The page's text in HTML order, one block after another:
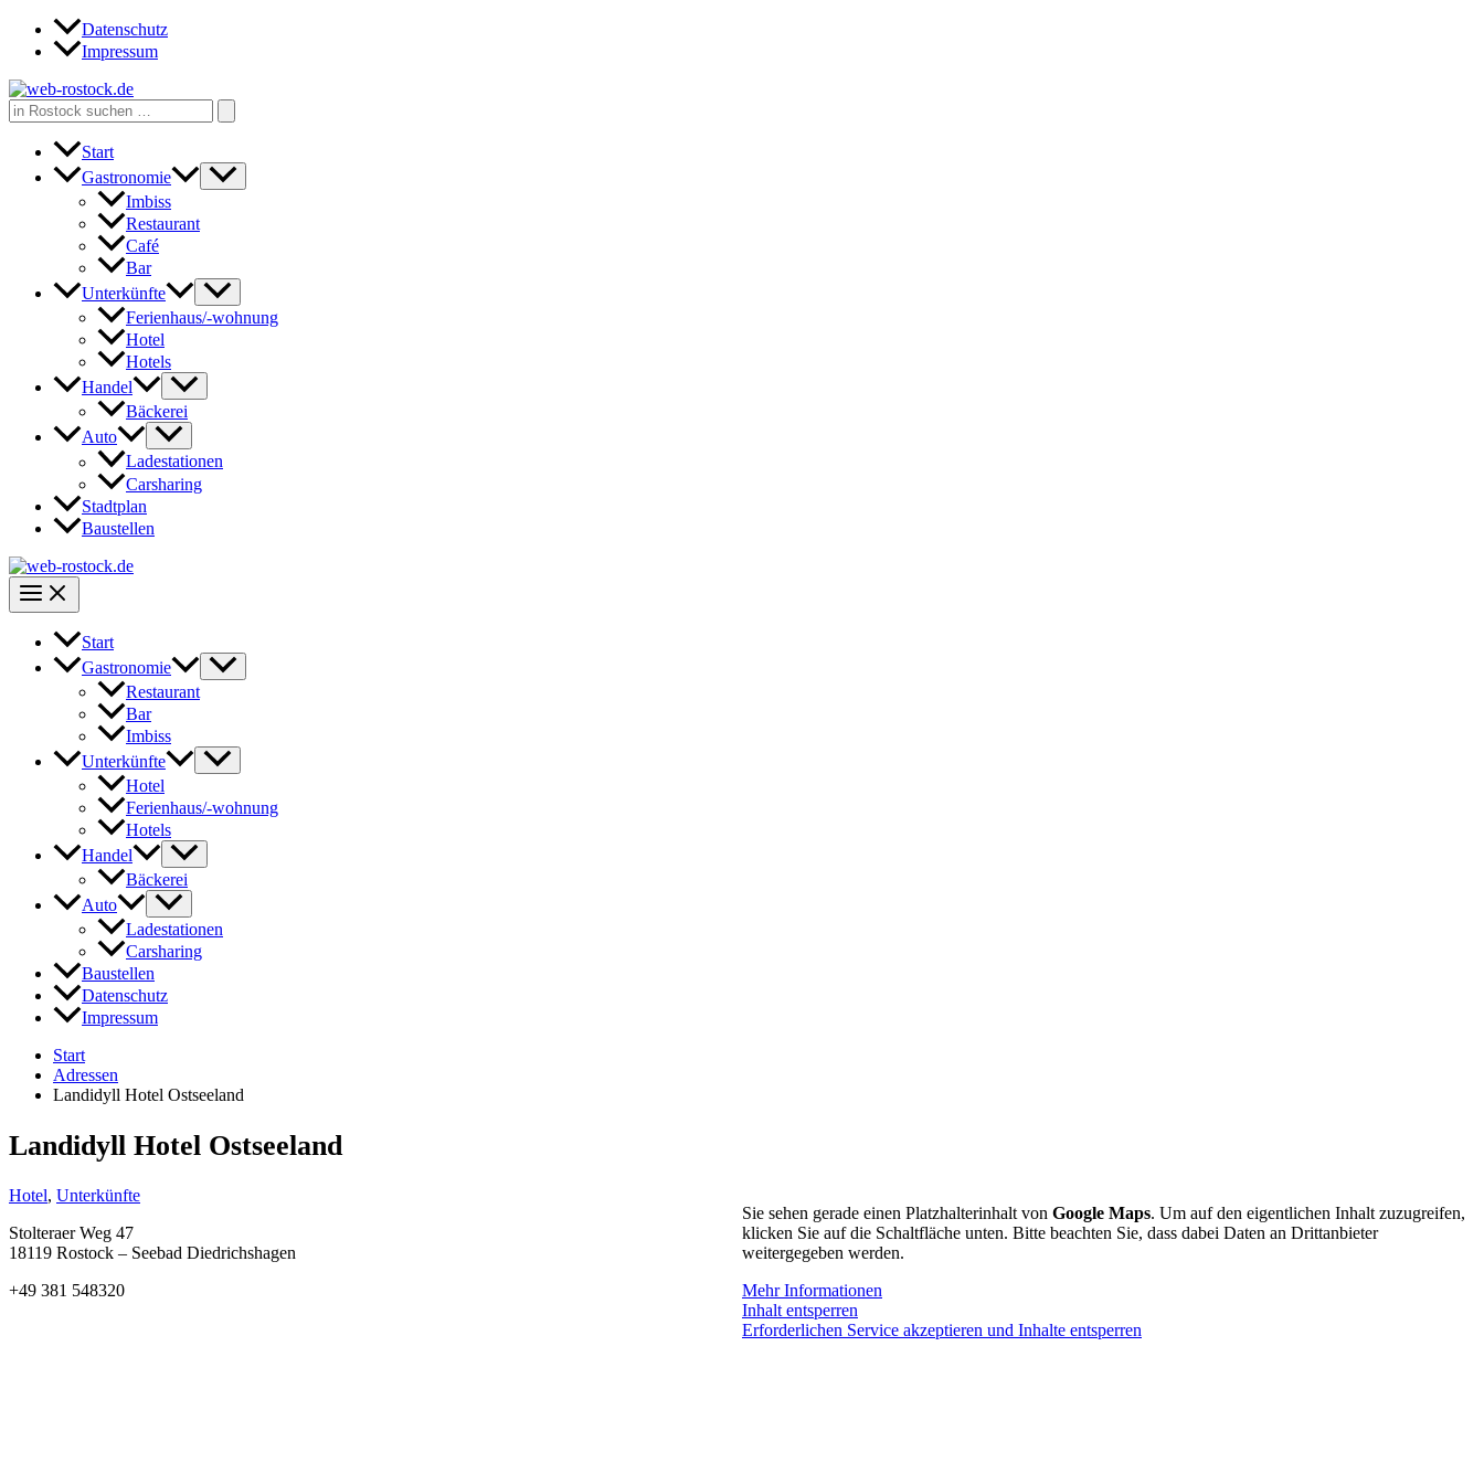
Zum
Inhalt
Datenschutz
Impressum
Search
for:
Start
Gastronomie
Imbiss
Restaurant
Café
Bar
Unterkünfte
Ferienhaus/-wohnung
Hotel
Hotels
Handel
Bäckerei
Auto
Ladestationen
Carsharing
Stadtplan
Baustellen
Start
Gastronomie
Restaurant
Bar
Imbiss
Unterkünfte
Hotel
Ferienhaus/-wohnung
Hotels
Handel
Bäckerei
Auto
Ladestationen
Carsharing
Baustellen
Datenschutz
Impressum
Start
Adressen
Landidyll Hotel Ostseeland
Landidyll Hotel Ostseeland
Hotel, Unterkünfte
Stolteraer Weg 47
18119 Rostock – Seebad Diedrichshagen
+49 381 548320
Sie sehen gerade einen Platzhalterinhalt von Google Maps. Um auf den eigentlichen Inhalt zuzugreifen,
klicken Sie auf die Schaltfläche unten. Bitte beachten Sie, dass dabei Daten an Drittanbieter
weitergegeben werden.
Mehr Informationen
Inhalt entsperren
Erforderlichen Service akzeptieren und Inhalte entsperren